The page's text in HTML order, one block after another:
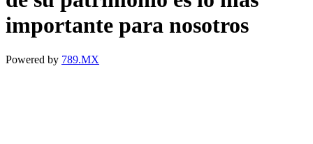
importante para nosotros
Powered by 789.MX